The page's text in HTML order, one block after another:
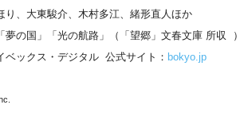
り、大東駿介、木村多江、緒形直人ほか
夢の国」「光の航路」（「望郷」文春文庫 所収 ）
ベックス・デジタル 公式サイト： bokyo.jp